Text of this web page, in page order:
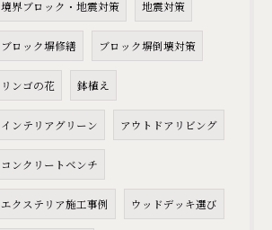
境界ブロック・地震対策 地震対策
ブロック塀修繕 ブロック塀倒壊対策
リンゴの花 鉢植え
インテリアグリーン アウトドアリビング
コンクリートベンチ
エクステリア施工事例 ウッドデッキ選び